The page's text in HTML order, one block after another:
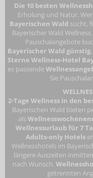
Die 10 besten
Erholung und Natur.
Bayerischen Wald sucht,
Bayerischer Wald
Pauschalangebote
Bayerischer Wald günstig,
Sterne Wellness-Hotel
es passende
Sie
2-Tage Wellness in den
Bayerischen Wald bieten
als
Wellnessurlaub für 7
Adults-only Hotels
Wellnesshotels im
längere Auszeiten
nach Wunsch.
getrennten